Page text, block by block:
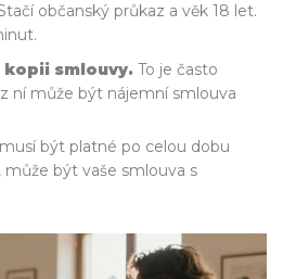
občanský průkaz a věk 18 let.
smlouvy. To je často
ní může být nájemní smlouva
být platné po celou dobu
být vaše smlouva s